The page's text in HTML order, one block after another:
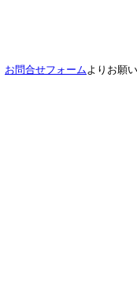
お問合せフォームよりお願